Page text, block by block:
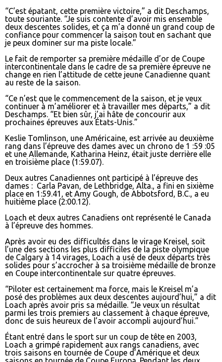
“C’est épatant, cette première victoire,” a dit Deschamps,
toute souriante. “Je suis contente d’avoir mis ensemble
deux descentes solides, et ça m’a donné un grand coup de
confiance pour commencer la saison tout en sachant que
je peux dominer sur ma piste locale.”
Le fait de remporter sa première médaille d’or de Coupe
intercontinentale dans le cadre de sa première épreuve ne
change en rien l’attitude de cette jeune Canadienne quant
au reste de la saison.
“Ce n’est que le commencement de la saison, et je veux
continuer à m’améliorer et à travailler mes départs,” a dit
Deschamps. “Et bien sûr, j’ai hâte de concourir aux
prochaines épreuves aux États-Unis.”
Keslie Tomlinson, une Américaine, est arrivée au deuxième
rang dans l’épreuve des dames avec un chrono de 1 :59 :05
et une Allemande, Katharina Heinz, était juste derrière elle
en troisième place (1:59.07).
Deux autres Canadiennes ont participé à l’épreuve des
dames : Carla Pavan, de Lethbridge, Alta., a fini en sixième
place en 1:59.41, et Amy Gough, de Abbotsford, B.C., a eu
huitième place (2:00.12).
Loach et deux autres Canadiens ont représenté le Canada
à l’épreuve des hommes.
Après avoir eu des difficultés dans le virage Kreisel, soit
l’une des sections les plus difficiles de la piste olympique
de Calgary à 14 virages, Loach a usé de deux départs très
solides pour s’accrocher à sa troisième médaille de bronze
en Coupe intercontinentale sur quatre épreuves.
“Piloter est certainement ma force, mais le Kreisel m’a
posé des problèmes aux deux descentes aujourd’hui,” a dit
Loach après avoir pris sa médaille. “Je veux un résultat
parmi les trois premiers au classement à chaque épreuve,
donc de suis heureux de l’avoir accompli aujourd’hui.”
Étant entré dans le sport sur un coup de tête en 2003,
Loach a grimpé rapidement aux rangs canadiens, avec
trois saisons en tournée de Coupe d’Amérique et deux